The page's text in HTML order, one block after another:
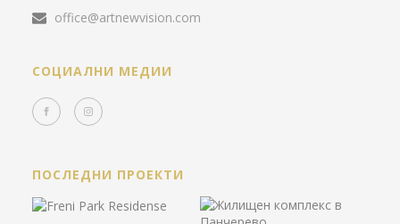
office@artnewvision.com
СОЦИАЛНИ МЕДИИ
ПОСЛЕДНИ ПРОЕКТИ